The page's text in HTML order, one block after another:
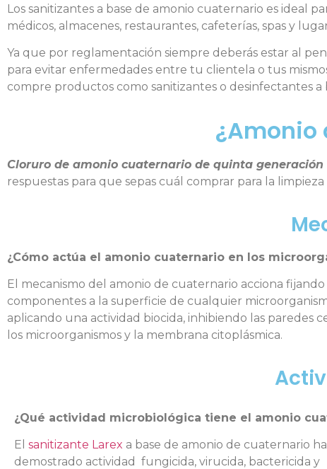
Los sanitizantes a base de amonio cuaternario es ideal
médicos, almacenes, restaurantes, cafeterías, spas y
Ya que por reglamentación siempre deberás estar al
para evitar enfermedades entre tu clientela o tus
compre productos como sanitizantes o desinfectantes a
¿Amonio
Cloruro de amonio cuaternario de quinta generación
respuestas para que sepas cuál comprar para la
¿Cómo actúa el amonio cuaternario en los
El mecanismo del amonio de cuaternario acciona fijando
componentes a la superficie de cualquier
aplicando una actividad biocida, inhibiendo las paredes
los microorganismos y la membrana citoplásmica.
¿Qué actividad microbiológica tiene el amonio
El sanitizante Larex a base de amonio de cuaternario ha
demostrado actividad fungicida, virucida, bactericida y